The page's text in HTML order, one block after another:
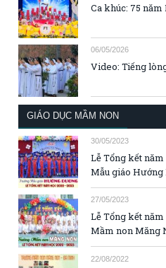
Ca khúc: 75
06/05/2026
Video: Tiếng
GIÁO DỤC MẦM NON
30/05/2023
Lễ Tổng kết
Mẫu giáo Hướng
27/05/2023
Lễ Tổng kết
Mầm non Măng
22/08/2022